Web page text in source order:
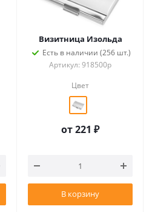
Визитница Изольда
Есть в наличии (256 шт.)
Артикул: 918500p
Цвет
от221 ₽
В корзину